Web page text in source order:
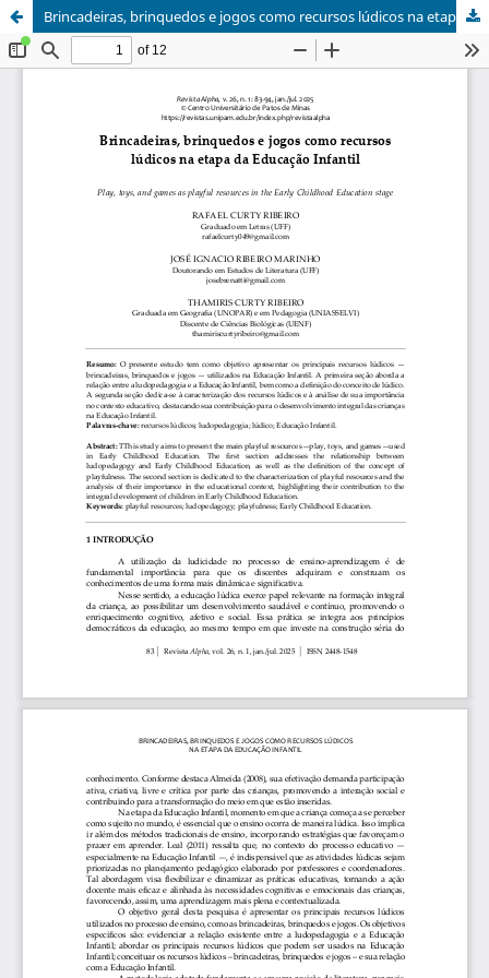
Brincadeiras, brinquedos e jogos como recursos lúdicos na etapa da Educação Infantil